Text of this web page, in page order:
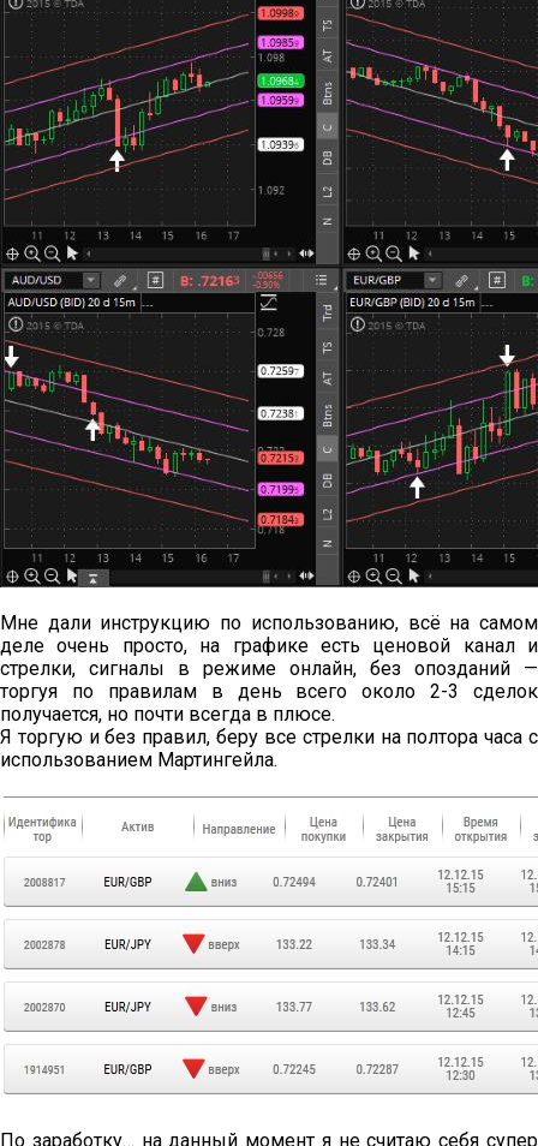
Мне дали инструкцию по использованию, всё на самом
деле очень просто, на графике есть ценовой канал и
стрелки, сигналы в режиме онлайн, без опозданий —
торгуя по правилам в день всего около 2-3 сделок
получается, но почти всегда в плюсе.
Я торгую и без правил, беру все стрелки на полтора часа с
использованием Мартингейла.
По заработку… на данный момент я не считаю себя супер